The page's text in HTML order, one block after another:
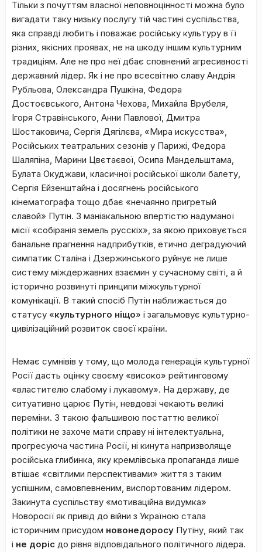
Тільки з почуттям власної неповноцінності можна було
вигадати таку низьку послугу тій частині суспільства,
яка справді любить і поважає російську культуру в її
різних, якісних проявах, не на шкоду іншим культурним
традиціям. Але не про неї дбає сповнений агресивності
державний лідер. Як і не про всесвітню славу Андрія
Рубльова, Олександра Пушкіна, Федора
Достоєвського, Антона Чехова, Михайла Врубеля,
Ігоря Стравінського, Анни Павлової, Дмитра
Шостаковича, Сергія Дягілєва, «Мира искусства»,
Російських театральних сезонів у Парижі, Федора
Шаляпіна, Марини Цвєтаєвої, Осипа Мандельштама,
Булата Окуджави, класичної російської школи балету,
Сергія Ейзенштайна і досягнень російського
кінематографа тощо дбає «нечаянно пригретый
славой» Путін. З маніакальною впертістю надуманої
місії «собіранія земель русскіх», за якою приховується
банальне прагнення надприбутків, етично деградуючий
симпатик Сталіна і Дзержинського руйнує не лише
систему міждержавних взаємин у сучасному світі, а й
історично розвинуті принципи міжкультурної
комунікації. В такий спосіб Путін наближається до
статусу «культурного ніщо» і загальмовує культурно-
цивілізаційний розвиток своєї країни.
Немає сумнівів у тому, що молода генерація культурної
Росії дасть оцінку своєму «високо» рейтинговому
«властителю слабому і лукавому». На державу, де
ситуативно царює Путін, невдовзі чекають великі
переміни. З такою фальшивою постаттю великої
політики не захоче мати справу ні інтелектуальна,
прогресуюча частина Росії, ні кинута напризволяще
російська глибинка, яку кремлівська пропаганда лише
втішає «світлими перспективами» життя з таким
успішним, самовпевненим, виспортованим лідером.
Закинута суспільству «мотиваційна видумка»
Новоросії як привід до війни з Україною стала
історичним присудом новонедоросу Путіну, який так
і не доріс до рівня відповідального політичного лідера.